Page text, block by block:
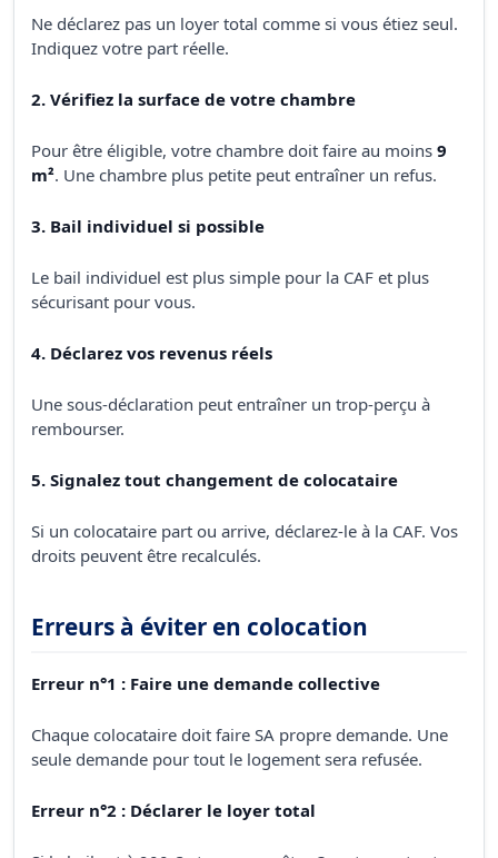
Ne déclarez pas un loyer total comme si vous étiez seul.
Indiquez votre part réelle.
2. Vérifiez la surface de votre chambre
Pour être éligible, votre chambre doit faire au moins 9
m². Une chambre plus petite peut entraîner un refus.
3. Bail individuel si possible
Le bail individuel est plus simple pour la CAF et plus
sécurisant pour vous.
4. Déclarez vos revenus réels
Une sous-déclaration peut entraîner un trop-perçu à
rembourser.
5. Signalez tout changement de colocataire
Si un colocataire part ou arrive, déclarez-le à la CAF. Vos
droits peuvent être recalculés.
Erreurs à éviter en colocation
Erreur n°1 : Faire une demande collective
Chaque colocataire doit faire SA propre demande. Une
seule demande pour tout le logement sera refusée.
Erreur n°2 : Déclarer le loyer total